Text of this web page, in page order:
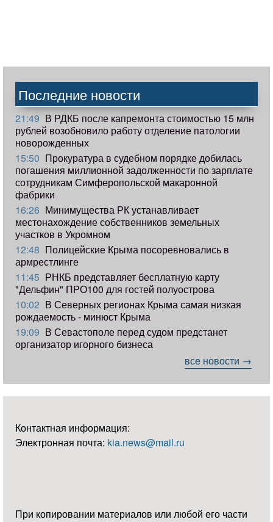
Последние новости
21:49 В РДКБ после капремонта стоимостью 15 млн
рублей возобновило работу отделение патологии
новорожденных
15:50 Прокуратура в судебном порядке добилась
погашения миллионной задолженности по зарплате
сотрудникам Симферопольской макаронной
фабрики
16:26 Минимущества РК устанавливает
местонахождение собственников земельных
участков в Укромном
12:48 Полицейские Крыма посоревновались в
армрестлинге
11:45 РНКБ представляет бесплатную карту
"Дельфин" ПРО100 для гостей полуострова
10:02 В Северных регионах Крыма самая низкая
рождаемость - минюст Крыма
19:09 В Севастополе перед судом предстанет
организатор игорного бизнеса
все новости →
Контактная информация:
Электронная почта: kia.news@mail.ru
При копировании материалов или любой его части